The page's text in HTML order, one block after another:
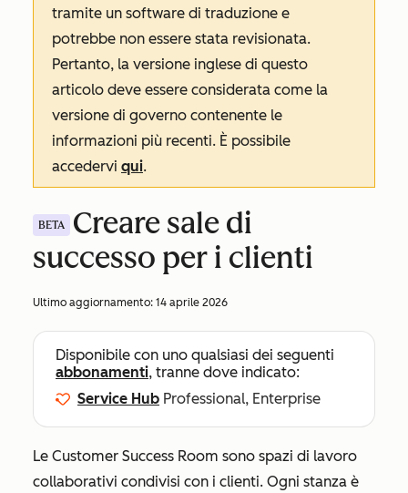
tramite un software di traduzione e
potrebbe non essere stata revisionata.
Pertanto, la versione inglese di questo
articolo deve essere considerata come la
versione di governo contenente le
informazioni più recenti. È possibile
accedervi qui.
BETA
Creare sale di
successo per i clienti
Ultimo aggiornamento: 14 aprile 2026
Disponibile con uno qualsiasi dei seguenti
abbonamenti, tranne dove indicato:
Service Hub Professional, Enterprise
Le Customer Success Room sono spazi di lavoro
collaborativi condivisi con i clienti. Ogni stanza è